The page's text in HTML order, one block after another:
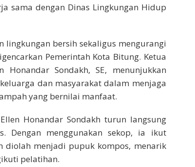
sama dengan Dinas Lingkungan Hidup
bersih sekaligus mengurangi
Pemerintah Kota Bitung. Ketua
Sondakh, SE, menunjukkan
dan masyarakat dalam menjaga
yang bernilai manfaat.
Honandar Sondakh turun langsung
Dengan menggunakan sekop, ia ikut
diolah menjadi pupuk kompos, menarik
pelatihan.